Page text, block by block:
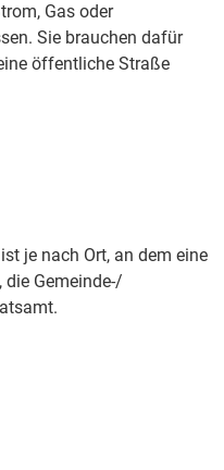
Gas oder
Sie brauchen dafür
öffentliche Straße
je nach Ort, an dem eine
die Gemeinde-/